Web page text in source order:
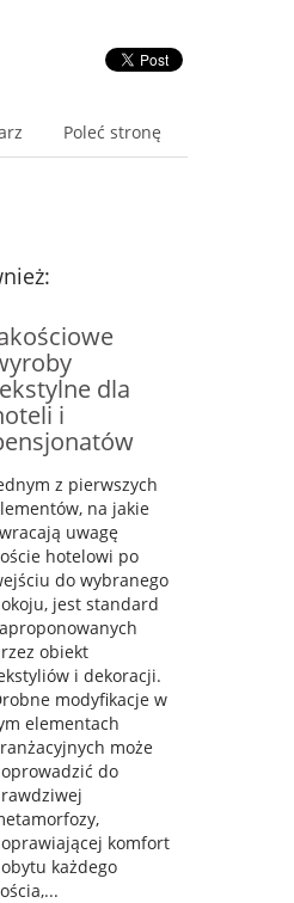
Poleć stronę
dla
i
z pierwszych
na jakie
uwagę
hotelowi po
do wybranego
jest standard
obiekt
i dekoracji.
modyfikacje w
elementach
może
do
komfort
każdego